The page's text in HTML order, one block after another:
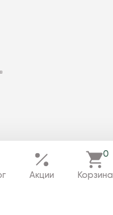
Акции
0
Корзина
ООО «МИРРЭЙ»